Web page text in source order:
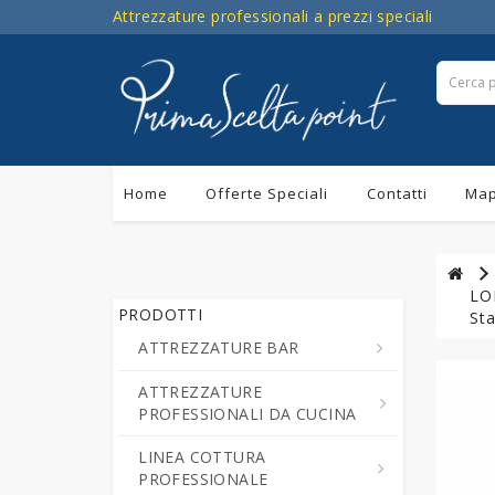
Attrezzature professionali a prezzi speciali
Home Offerte Speciali Contatti
PRODOTTI
ATTREZZATURE BAR
Centrifughe ed Estrattori a
Freddo di Succo di Frutta e
Cioccolatiere - Erogatori di
ATTREZZATURE
PROFESSIONALI DA CUCINA
Cutter da Cucina
Professionali
LINEA COTTURA
PROFESSIONALE